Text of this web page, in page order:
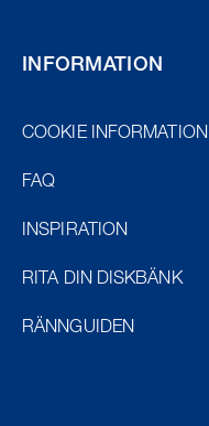
INFORMATION
COOKIE INFORMATION
FAQ
INSPIRATION
RITA DIN DISKBÄNK
RÄNNGUIDEN